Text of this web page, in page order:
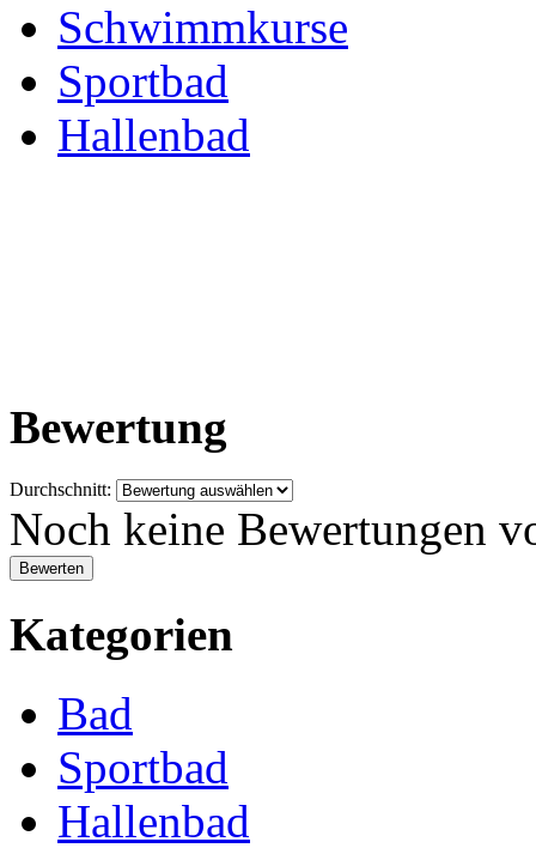
Schwimmkurse
Sportbad
Hallenbad
Bewertung
Durchschnitt:
Noch keine Bewertungen
Kategorien
Bad
Sportbad
Hallenbad